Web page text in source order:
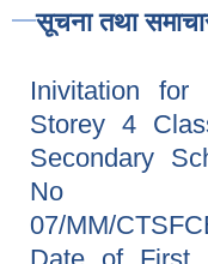
सूचना तथा
Inivitation
Storey 4
Secondary
07/MM/